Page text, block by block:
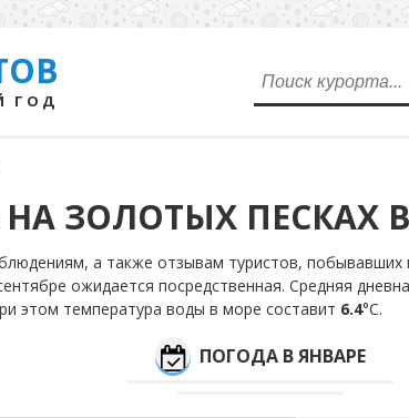
ГОД
ЗОЛОТЫХ ПЕСКАХ
а также отзывам туристов, побывавших
ожидается посредственная. Средняя
этом температура воды в море составит 6.4°С.
ПОГОДА В ЯНВАРЕ